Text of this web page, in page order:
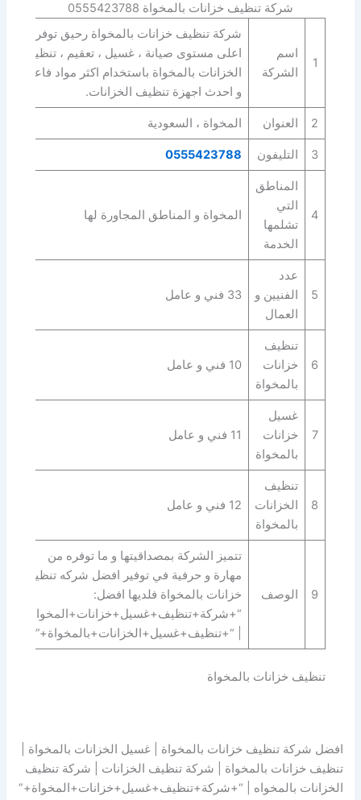
شركة تنظيف خزانات بالمخواة 0555423788
1
اسم
الشركة
شركة تنظيف خزانات بالمخواة رحيق توفر
اعلى مستوى صيانة ، غسيل ، تعقيم ، تنظيف
الخزانات بالمخواة باستخدام اكثر مواد فاعلية
و احدث اجهزة تنظيف الخزانات.
2 العنوان المخواة ، السعودية
3 التليفون 0555423788
4
المناطق
التي
تشلمها
الخدمة
المخواة و المناطق المجاورة لها
5
عدد
الفنيين و
العمال
33 فني و عامل
6
تنظيف
خزانات
بالمخواة
10 فني و عامل
7
غسيل
خزانات
بالمخواة
11 فني و عامل
8
تنظيف
الخزانات
بالمخواة
12 فني و عامل
9 الوصف
تتميز الشركة بمصداقيتها و ما توفره من
مهارة و حرفية في توفير افضل شركه تنظيف
خزانات بالمخواة فلديها افضل:
“+شركة+تنظيف+غسيل+خزانات+المخواة+”
| “+تنظيف+غسيل+الخزانات+بالمخواة+”.
تنظيف خزانات بالمخواة
افضل شركة تنظيف خزانات بالمخواة | غسيل الخزانات بالمخواة |
تنظيف خزانات بالمخواة | شركة تنظيف الخزانات | شركة تنظيف
الخزانات بالمخواه | “+شركة+تنظيف+غسيل+خزانات+المخواة+”